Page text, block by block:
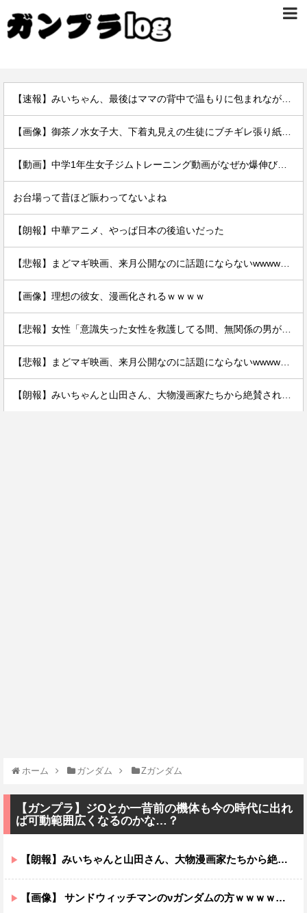
お台場って昔ほど賑わってないよね
【朗報】中華アニメ、やっぱ日本の後追いだった
【画像】理想の彼女、漫画化されるｗｗｗｗ
ホーム ガンダム Ζガンダム
【ガンプラ】ジOとか一昔前の機体も今の時代に出れ
ば可動範囲広くなるのかな…？
【朗報】みいちゃんと山田さん、大物漫画家たちから絶賛されるｗｗｗｗ
【画像】 サンドウィッチマンのνガンダムの方ｗｗｗｗｗｗｗｗｗｗｗ